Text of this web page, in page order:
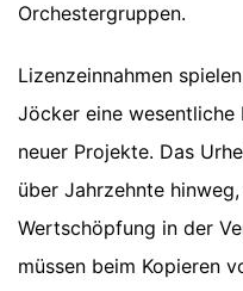
Orchestergruppen.
Lizenzeinnahmen
Jöcker eine wesentliche
neuer Projekte. Das
über Jahrzehnte
Wertschöpfung in der
müssen beim Kopieren